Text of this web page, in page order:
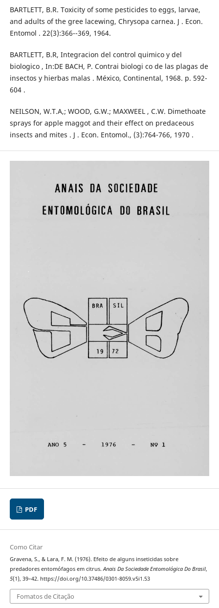
BARTLETT, B.R. Toxicity of some pesticides to eggs, larvae,
and adults of the gree lacewing, Chrysopa carnea. J . Econ.
Entomol . 22(3):366--369, 1964.
BARTLETT, B.R, Integracion del control quimico y del
biologico , In:DE BACH, P. Contrai biologi co de las plagas de
insectos y hierbas malas . México, Continental, 1968. p. 592-
604 .
NEILSON, W.T.A,; WOOD, G.W.; MAXWEEL , C.W. Dimethoate
sprays for apple maggot and their effect on predaceous
insects and mites . J . Econ. Entomol., (3):764-766, 1970 .
PDF
Como Citar
Gravena, S., & Lara, F. M. (1976). Efeito de alguns inseticidas sobre
predadores entomófagos em citrus.Anais Da Sociedade Entomológica Do Brasil,
5(1), 39–42. https://doi.org/10.37486/0301-8059.v5i1.53
Fomatos de Citação